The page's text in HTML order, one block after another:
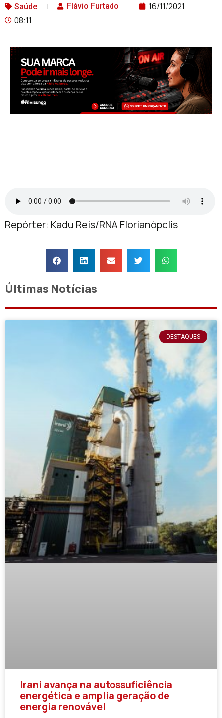
Saúde Flávio Furtado
16/11/2021
08:11
Repórter: Kadu Reis/RNA Florianópolis
Últimas Notícias
DESTAQUES
Irani avança na autossuficiência
energética e amplia geração de
energia renovável